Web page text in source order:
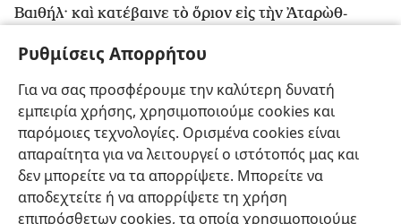
Ρυθμίσεις Απορρήτου
Για να σας προσφέρουμε την καλύτερη δυνατή
εμπειρία χρήσης, χρησιμοποιούμε cookies και
παρόμοιες τεχνολογίες. Ορισμένα cookies είναι
απαραίτητα για να λειτουργεί ο ιστότοπός μας και
δεν μπορείτε να τα απορρίψετε. Μπορείτε να
αποδεχτείτε ή να απορρίψετε τη χρήση
επιπρόσθετων cookies, τα οποία χρησιμοποιούμε
Βαιθήλ· καὶ κατέβαινε τὸ ὅριον εἰς τὴν ᾿Αταρὼθ-
Βαὶθ-ρών.
Ελληνική Προτιμήσεις
Copyright© 2026 Watch Tower Bible and Tract Society of Pennsylvania